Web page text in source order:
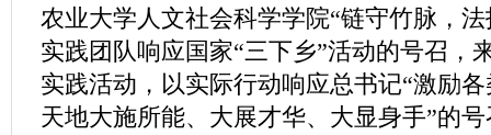
农业大学人文社会科学学院“链守竹脉，
实践团队响应国家“三下乡”活动的号召，
实践活动，以实际行动响应总书记“激励
天地大施所能、大展才华、大显身手”的